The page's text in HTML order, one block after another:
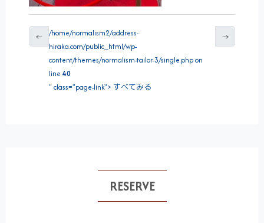
←
/home/normalism2/address-
hiraka.com/public_html/wp-
content/themes/normalism-tailor-3/single.php on
line40
" class="page-link"> すべてみる
→
RESERVE